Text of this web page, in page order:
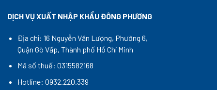
DỊCH VỤ XUẤT NHẬP KHẨU ĐÔNG PHƯƠNG
Địa chỉ: 16 Nguyễn Văn Lượng, Phường 6,
Quận Gò Vấp, Thành phố Hồ Chí Minh
Mã số thuế: 0315582168
Hotline: 0932.220.339